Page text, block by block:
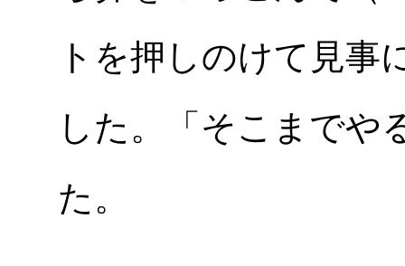
トを押しのけて見事
した。「そこまでや
た。